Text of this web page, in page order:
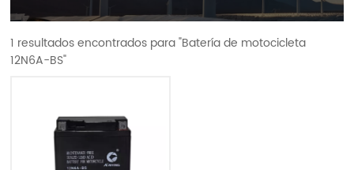
1 resultados encontrados para "Batería de motocicleta
12N6A-BS"